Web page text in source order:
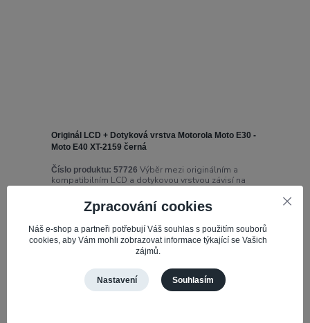
Originál LCD + Dotyková vrstva Motorola Moto E30 -
Moto E40 XT-2159 černá
Číslo produktu: 57726 Výběr mezi originálním a
kompatibilním LCD a dotykovou vrstvou závisí na
a priorita na kvalitě a záruce. ...
897,82 Kč
742 Kč bez DPH
Skladem 2
Přidat do košíku
Zpracování cookies
Náš e-shop a partneři potřebují Váš souhlas s použitím souborů
cookies, aby Vám mohli zobrazovat informace týkající se Vašich
zájmů.
Nastavení Souhlasím